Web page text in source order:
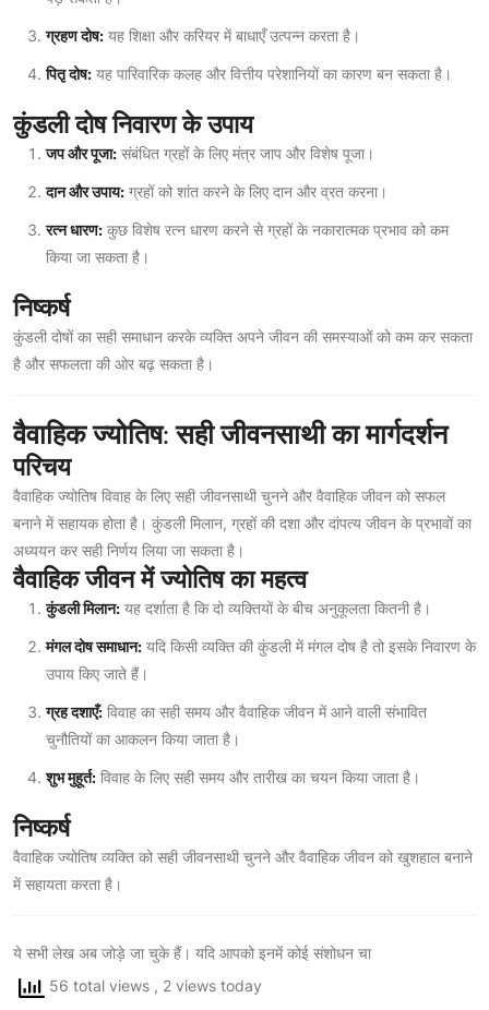
ग्रहण दोष: यह शिक्षा और करियर में बाधाएँ उत्पन्न करता है।
पितृ दोष: यह पारिवारिक कलह और वित्तीय परेशानियों का कारण बन सकता है।
कुंडली दोष निवारण के उपाय
जप और पूजा: संबंधित ग्रहों के लिए मंत्र जाप और विशेष पूजा।
दान और उपाय: ग्रहों को शांत करने के लिए दान और व्रत करना।
रत्न धारण: कुछ विशेष रत्न धारण करने से ग्रहों के नकारात्मक प्रभाव को कम
किया जा सकता है।
निष्कर्ष
कुंडली दोषों का सही समाधान करके व्यक्ति अपने जीवन की समस्याओं को कम कर सकता
है और सफलता की ओर बढ़ सकता है।
वैवाहिक ज्योतिष: सही जीवनसाथी का मार्गदर्शन
परिचय
वैवाहिक ज्योतिष विवाह के लिए सही जीवनसाथी चुनने और वैवाहिक जीवन को सफल
बनाने में सहायक होता है। कुंडली मिलान, ग्रहों की दशा और दांपत्य जीवन के प्रभावों का
अध्ययन कर सही निर्णय लिया जा सकता है।
वैवाहिक जीवन में ज्योतिष का महत्व
कुंडली मिलान: यह दर्शाता है कि दो व्यक्तियों के बीच अनुकूलता कितनी है।
मंगल दोष समाधान: यदि किसी व्यक्ति की कुंडली में मंगल दोष है तो इसके निवारण के
उपाय किए जाते हैं।
ग्रह दशाएँ: विवाह का सही समय और वैवाहिक जीवन में आने वाली संभावित
चुनौतियों का आकलन किया जाता है।
शुभ मुहूर्त: विवाह के लिए सही समय और तारीख का चयन किया जाता है।
निष्कर्ष
वैवाहिक ज्योतिष व्यक्ति को सही जीवनसाथी चुनने और वैवाहिक जीवन को खुशहाल बनाने
में सहायता करता है।
ये सभी लेख अब जोड़े जा चुके हैं। यदि आपको इनमें कोई संशोधन चा
56 total views , 2 views today